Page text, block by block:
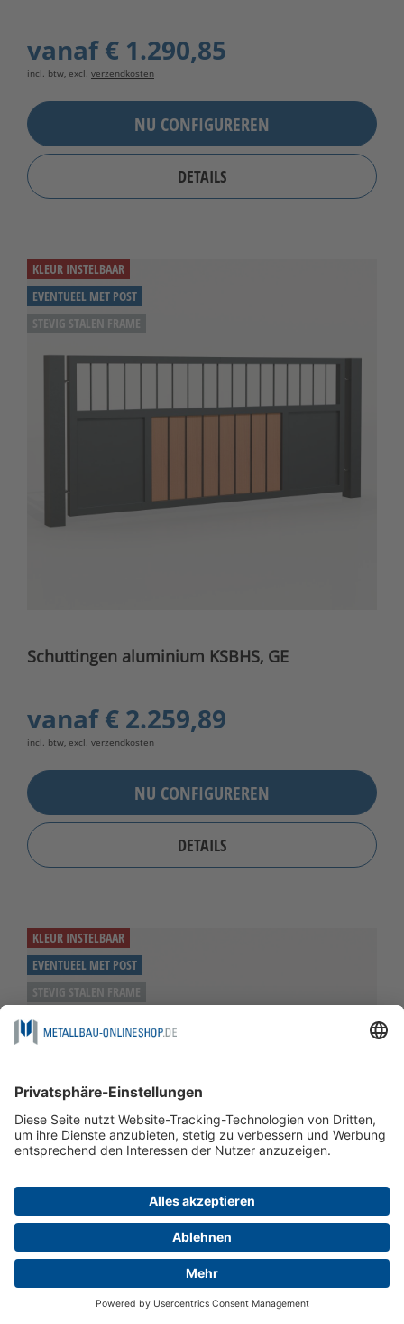
vanaf€ 1.290,85
incl. btw, excl. verzendkosten
NU CONFIGUREREN
DETAILS
KLEUR INSTELBAAR
EVENTUEEL MET POST
STEVIG STALEN FRAME
Schuttingen aluminium KSBHS, GE
vanaf€ 2.259,89
incl. btw, excl. verzendkosten
NU CONFIGUREREN
DETAILS
KLEUR INSTELBAAR
EVENTUEEL MET POST
STEVIG STALEN FRAME